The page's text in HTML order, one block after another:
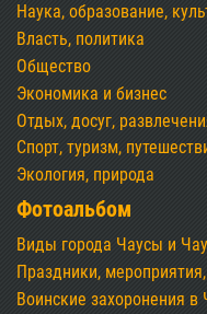
Наука, образование,
Власть, политика
Общество
Экономика и бизнес
Отдых, досуг,
Спорт, туризм,
Экология, природа
Фотоальбом
Виды города Чаусы и
Праздники,
Воинские захоронения